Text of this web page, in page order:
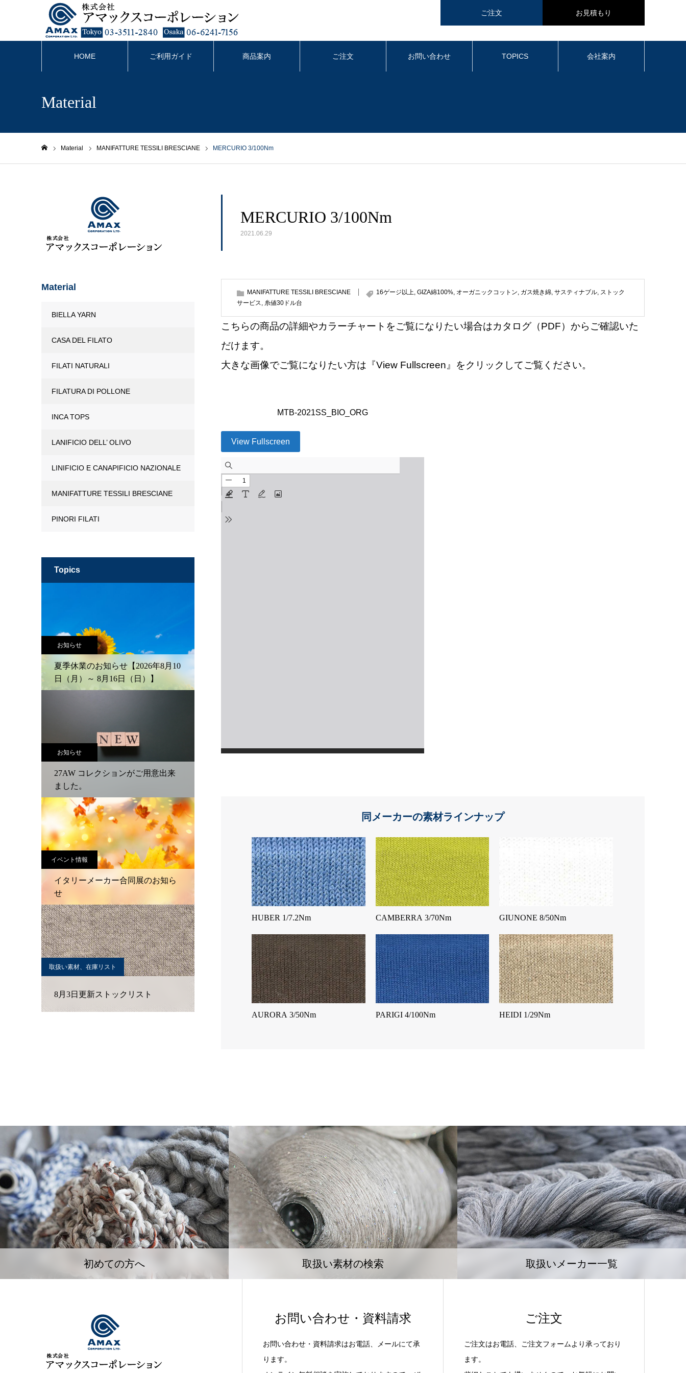
ご注文 お見積もり
HOME ご利用ガイド 商品案内 ご注文 お問い合わせ TOPICS 会社案内
Material
Material MANIFATTURE TESSILI BRESCIANE MERCURIO 3/100Nm
MERCURIO 3/100Nm
2021.06.29
MANIFATTURE TESSILI BRESCIANE 16ゲージ以上, GIZA綿100%, オーガニックコットン, ガス焼き綿, サスティナブル, ストック
サービス, 糸値30ドル台
こちらの商品の詳細やカラーチャートをご覧になりたい場合はカタログ（PDF）からご確認いた
だけます。
大きな画像でご覧になりたい方は『View Fullscreen』をクリックしてご覧ください。
MTB-2021SS_BIO_ORG
View Fullscreen
同メーカーの素材ラインナップ
HUBER 1/7.2Nm CAMBERRA 3/70Nm GIUNONE 8/50Nm
AURORA 3/50Nm PARIGI 4/100Nm HEIDI 1/29Nm
Material
BIELLA YARN
CASA DEL FILATO
FILATI NATURALI
FILATURA DI POLLONE
INCA TOPS
LANIFICIO DELL’ OLIVO
LINIFICIO E CANAPIFICIO NAZIONALE
MANIFATTURE TESSILI BRESCIANE
PINORI FILATI
topics
お知らせ
夏季休業のお知らせ【2026年8月10
日（月）～ 8月16日（日）】
お知らせ
27AW コレクションがご用意出来
ました。
イベント情報
イタリーメーカー合同展のお知ら
せ
取扱い素材、在庫リスト
8月3日更新ストックリスト
初めての方へ 取扱い素材の検索 取扱いメーカー一覧
お問い合わせ・資料請求
お問い合わせ・資料請求はお電話、メールにて承
ります。
ご注文
ご注文はお電話、ご注文フォームより承っており
ます。